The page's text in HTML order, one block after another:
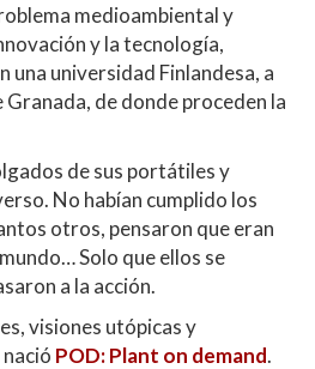
medioambiental y
y la tecnología,
una universidad Finlandesa, a
de donde proceden la
de sus portátiles y
No habían cumplido los
otros, pensaron que eran
Solo que ellos se
a la acción.
visiones utópicas y
POD: Plant on demand.